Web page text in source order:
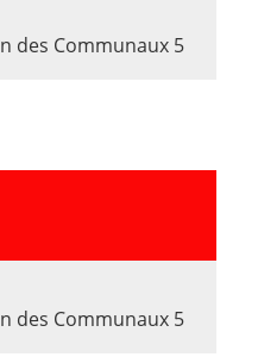
des Communaux 5
des Communaux 5